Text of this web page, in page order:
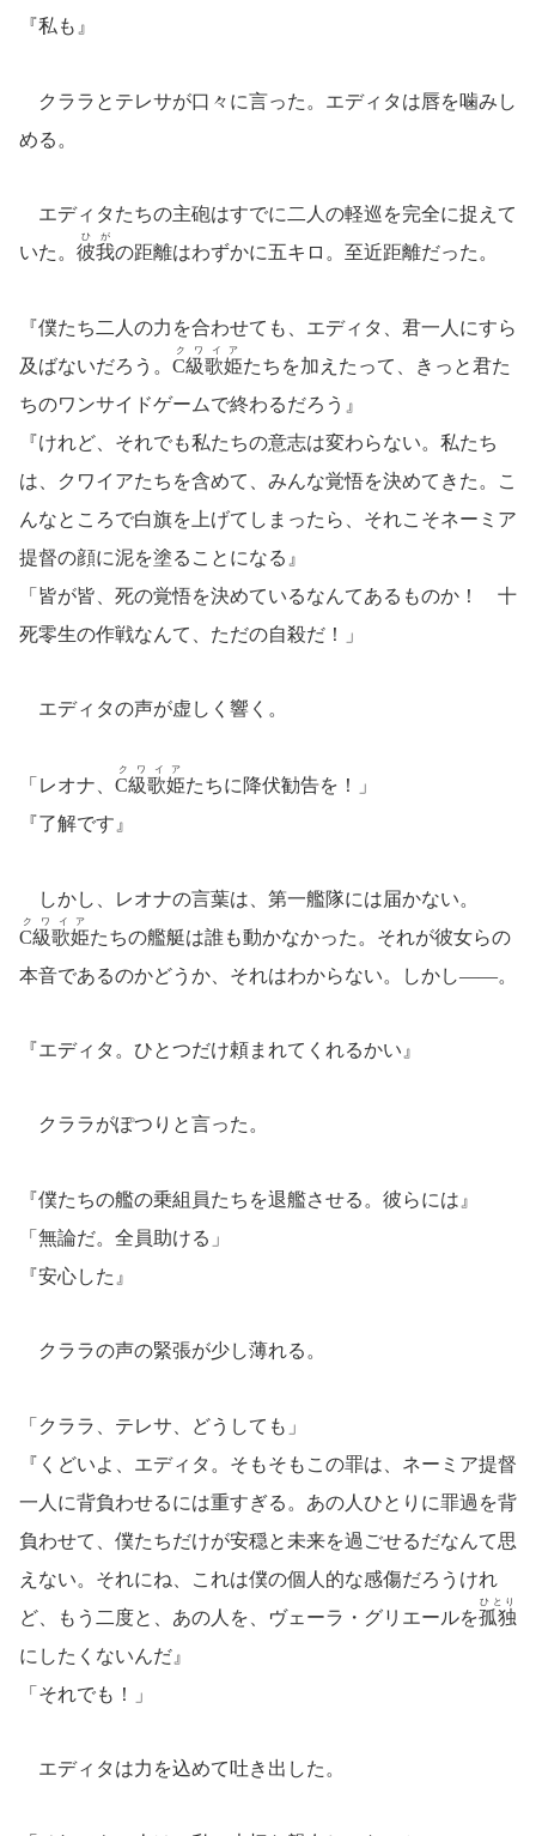
『私も』
クララとテレサが口々に言った。エディタは唇を噛みし
める。
エディタたちの主砲はすでに二人の軽巡を完全に捉えて
いた。 彼我
ひが
の距離はわずかに五キロ。至近距離だった。
『僕たち二人の力を合わせても、エディタ、君一人にすら
及ばないだろう。 C級歌姫
クワイア
たちを加えたって、きっと君た
ちのワンサイドゲームで終わるだろう』
『けれど、それでも私たちの意志は変わらない。私たち
は、クワイアたちを含めて、みんな覚悟を決めてきた。こ
んなところで白旗を上げてしまったら、それこそネーミア
提督の顔に泥を塗ることになる』
「皆が皆、死の覚悟を決めているなんてあるものか！ 十
死零生の作戦なんて、ただの自殺だ！」
エディタの声が虚しく響く。
「レオナ、 C級歌姫
クワイア
たちに降伏勧告を！」
『了解です』
しかし、レオナの言葉は、第一艦隊には届かない。
C級歌姫
クワイア
たちの艦艇は誰も動かなかった。それが彼女らの
本音であるのかどうか、それはわからない。しかし――。
『エディタ。ひとつだけ頼まれてくれるかい』
クララがぽつりと言った。
『僕たちの艦の乗組員たちを退艦させる。彼らには』
「無論だ。全員助ける」
『安心した』
クララの声の緊張が少し薄れる。
「クララ、テレサ、どうしても」
『くどいよ、エディタ。そもそもこの罪は、ネーミア提督
一人に背負わせるには重すぎる。あの人ひとりに罪過を背
負わせて、僕たちだけが安穏と未来を過ごせるだなんて思
えない。それにね、これは僕の個人的な感傷だろうけれ
ど、もう二度と、あの人を、ヴェーラ・グリエールを孤独
ひとり
にしたくないんだ』
「それでも！」
エディタは力を込めて吐き出した。